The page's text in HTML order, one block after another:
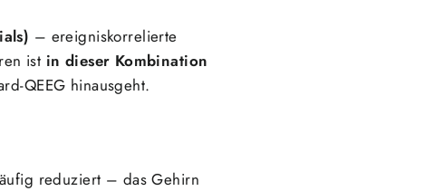
– ereigniskorrelierte
ist in dieser Kombination
QEEG hinausgeht.
reduziert – das Gehirn